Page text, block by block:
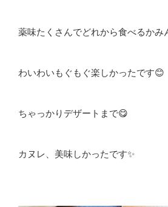
薬味たくさんでどれから食べるかみ
わいわいもぐもぐ楽しかったです😊
ちゃっかりデザートまで😋
カヌレ、美味しかったです✨